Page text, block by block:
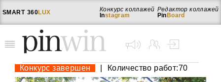
SMART 360LUX
Редактор коллажей
Pin Board
Конкурс коллажей
Instagram
Конкурс завершен Количество работ:70